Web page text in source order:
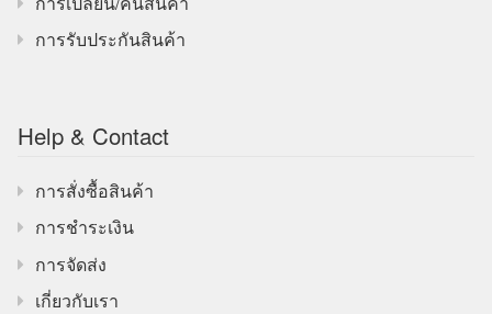
การรับประกันสินค้า
Help & Contact
การสั่งซื้อสินค้า
การชำระเงิน
การจัดส่ง
เกี่ยวกับเรา